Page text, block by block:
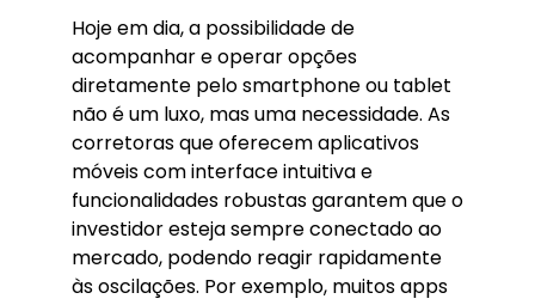
Hoje em dia, a possibilidade de
acompanhar e operar opções
diretamente pelo smartphone ou tablet
não é um luxo, mas uma necessidade. As
corretoras que oferecem aplicativos
móveis com interface intuitiva e
funcionalidades robustas garantem que o
investidor esteja sempre conectado ao
mercado, podendo reagir rapidamente
às oscilações. Por exemplo, muitos apps